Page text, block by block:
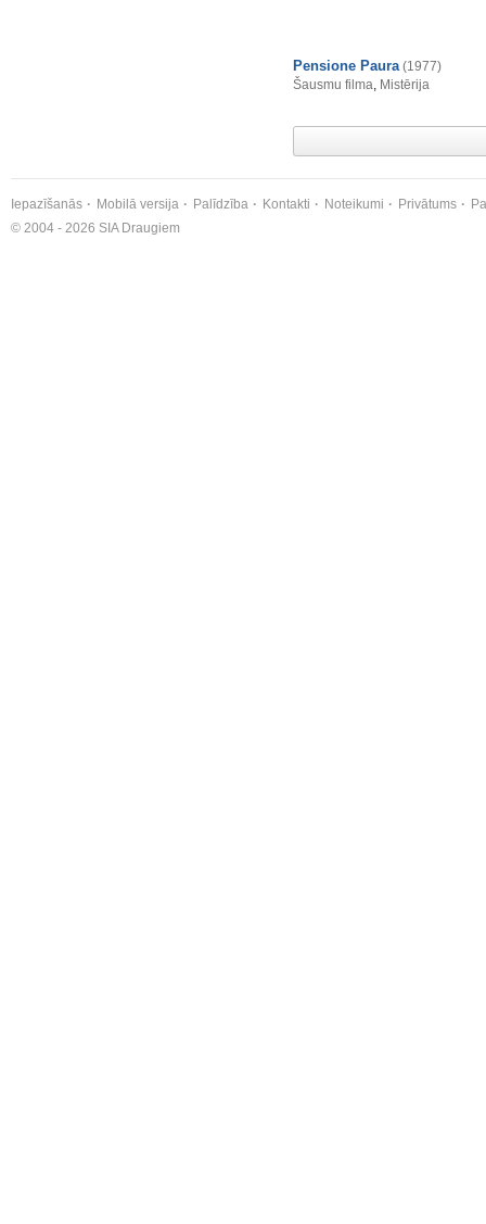
Pensione Paura (1977)
Šausmu filma, Mistērija
Iepazīšanās Mobilā versija Palīdzība Kontakti Noteikumi Privātums
© 2004 - 2026 SIA Draugiem